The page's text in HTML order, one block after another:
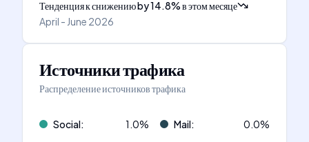
Тенденция к снижениюby14.8%в этом месяце
April - June 2026
Источники трафика
Распределение источников трафика
Social: 1.0% Mail: 0.0%